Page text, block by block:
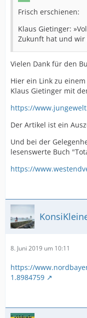
bewegen. Hartmut
Hübner für
Frisch erschienen:
Klaus Gietinger:
Zukunft hat und wir
Vielen Dank für den
Hier ein Link zu
Klaus Gietinger mit
https://
Der Artikel ist ein
Und bei der
lesenswerte Buch
https://
8. Juni 2019 um 10:11
https://
1.8984759